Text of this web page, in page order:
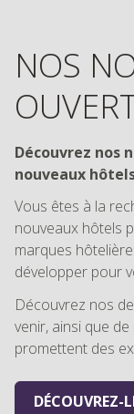
Découvrez nos
nouveaux
nouveaux hôtels
marques
développer pour
Découvrez nos
venir, ainsi que
promettent des
DÉCOUVREZ-